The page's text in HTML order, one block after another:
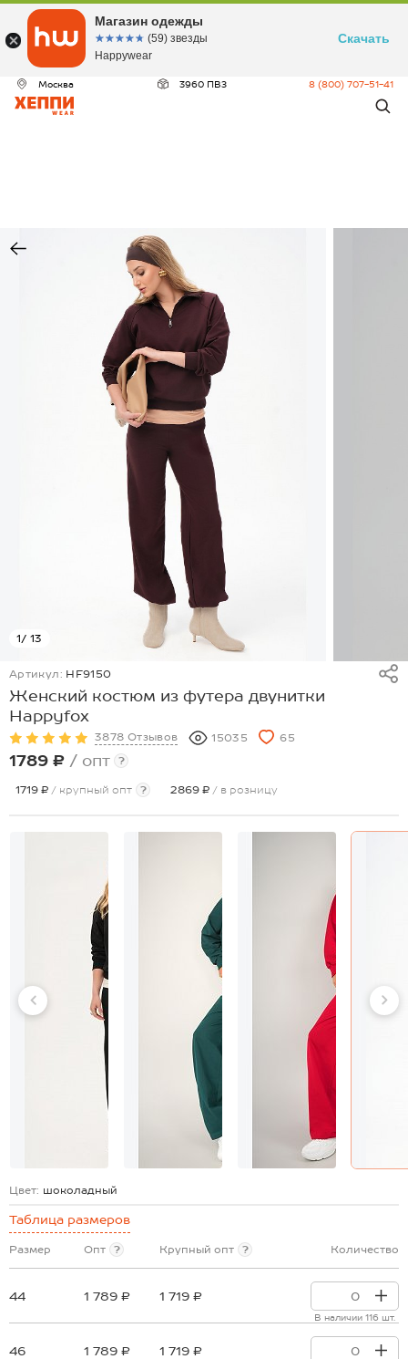
Москва 3960 ПВЗ 8 (800) 707-51-41
1/ 13
Артикул: HF9150
Женский костюм из футера двунитки
Happyfox
3878 Отзывов 15035 65
1789 ₽ / опт ?
1719 ₽ / крупный опт ? 2869 ₽ / в розницу
Цвет: шоколадный
Таблица размеров
Размер Опт ? Крупный опт ? Количество
44 1 789 ₽ 1 719 ₽
В наличии 116 шт.
46 1 789 ₽ 1 719 ₽
Магазин одежды
☆☆☆☆☆
★★★★★ (59) звезды
Happywear
Скачать